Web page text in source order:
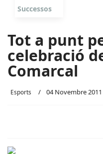
Successos
Tot a punt
celebració
Comarcal
Esports 04 Novembre 2011